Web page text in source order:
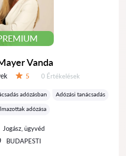
Vanda
5 Értékelések:
0 Értékelések
adózásban
Adózási tanácsadás
adózása
Jogász, ügyvéd
BUDAPESTI